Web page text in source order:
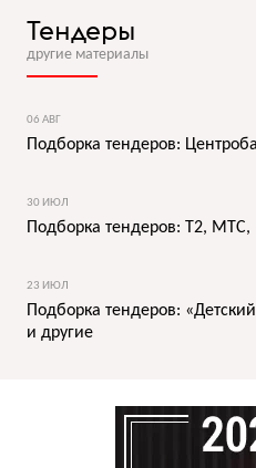
Тендеры
другие материалы
06 АВГ
Подборка тендеров:
30 ИЮЛ
Подборка тендеров: T2,
23 ИЮЛ
Подборка тендеров:
и другие